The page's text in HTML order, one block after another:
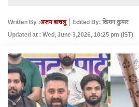
Written By :अजय बाचलू
Edited By: किशन कुमार
Updated at : Wed, June 3,2026, 10:25 pm (IST)